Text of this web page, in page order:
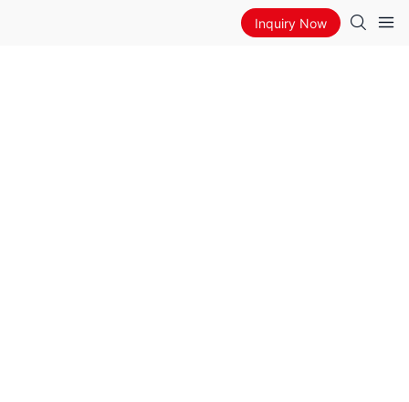
Inquiry Now